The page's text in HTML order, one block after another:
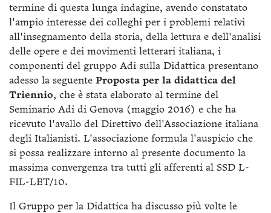
termine di questa lunga indagine, avendo constatato
l'ampio interesse dei colleghi per i problemi relativi
all'insegnamento della storia, della lettura e dell'analisi
delle opere e dei movimenti letterari italiana, i
componenti del gruppo Adi sulla Didattica presentano
adesso la seguente Proposta per la didattica del
Triennio, che è stata elaborato al termine del
Seminario Adi di Genova (maggio 2016) e che ha
ricevuto l'avallo del Direttivo dell'Associazione italiana
degli Italianisti. L'associazione formula l'auspicio che
si possa realizzare intorno al presente documento la
massima convergenza tra tutti gli afferenti al SSD L-
FIL-LET/10.
Il Gruppo per la Didattica ha discusso più volte le